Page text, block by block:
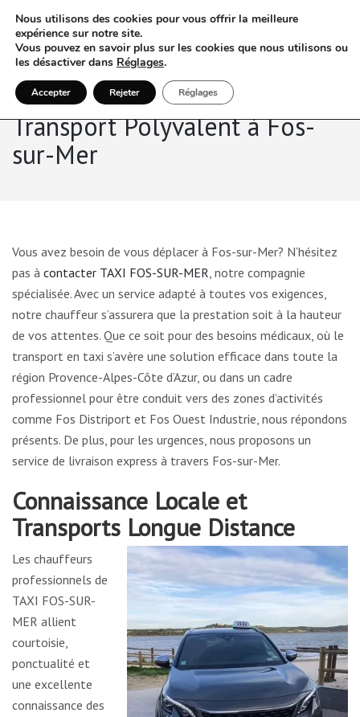
Transport Polyvalent à Fos-
sur-Mer
Vous avez besoin de vous déplacer à Fos-sur-Mer? N’hésitez
pas à contacter TAXI FOS-SUR-MER, notre compagnie
spécialisée. Avec un service adapté à toutes vos exigences,
notre chauffeur s’assurera que la prestation soit à la hauteur
de vos attentes. Que ce soit pour des besoins médicaux, où le
transport en taxi s’avère une solution efficace dans toute la
région Provence-Alpes-Côte d’Azur, ou dans un cadre
professionnel pour être conduit vers des zones d’activités
comme Fos Distriport et Fos Ouest Industrie, nous répondons
présents. De plus, pour les urgences, nous proposons un
service de livraison express à travers Fos-sur-Mer.
Connaissance Locale et
Transports Longue Distance
Les chauffeurs
professionnels de
TAXI FOS-SUR-
MER allient
courtoisie,
ponctualité et
une excellente
connaissance des
Nous utilisons des cookies pour vous offrir la meilleure
expérience sur notre site.
Vous pouvez en savoir plus sur les cookies que nous utilisons ou
les désactiver dans Réglages.
Accepter Rejeter Réglages